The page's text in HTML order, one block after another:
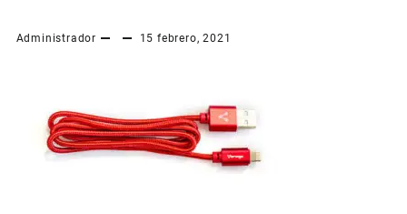
Administrador 15 febrero, 2021